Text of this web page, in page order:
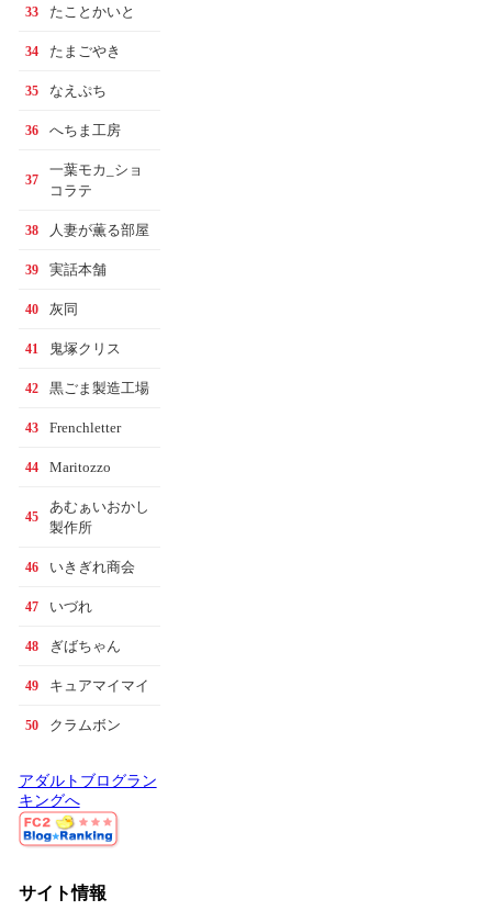
33 たことかいと
34 たまごやき
35 なえぷち
36 へちま工房
37
一葉モカ_ショ
コラテ
38 人妻が薫る部屋
39 実話本舗
40 灰同
41 鬼塚クリス
42 黒ごま製造工場
43 Frenchletter
44 Maritozzo
45
あむぁいおかし
製作所
46 いきぎれ商会
47 いづれ
48 ぎばちゃん
49 キュアマイマイ
50 クラムボン
アダルトブログラン
キングへ
サイト情報